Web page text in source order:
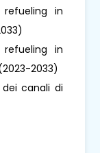
refueling in
refueling in
2033)
dei canali di